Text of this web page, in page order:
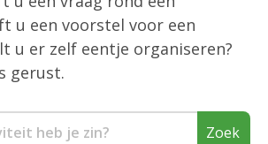
u een voorstel voor een
u er zelf eentje organiseren?
gerust.
Zoek